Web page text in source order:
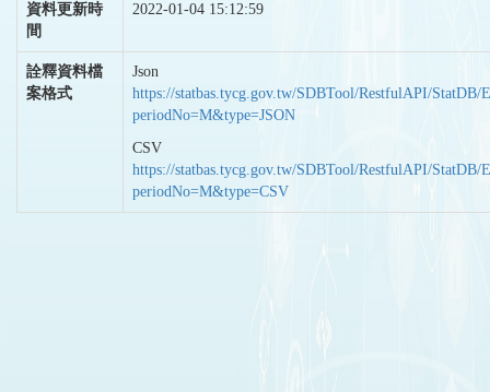
資料更新時
間
2022-01-04 15:12:59
詮釋資料檔
案格式
Json
https://statbas.tycg.gov.tw/SDBTool/RestfulAPI/StatDB/
periodNo=M&type=JSON
CSV
https://statbas.tycg.gov.tw/SDBTool/RestfulAPI/StatDB/
periodNo=M&type=CSV